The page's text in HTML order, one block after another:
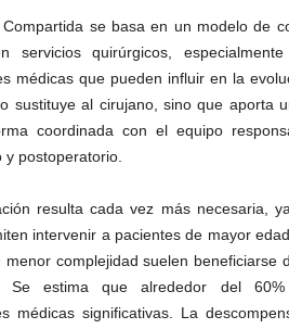
Compartida se basa en un modelo de
servicios quirúrgicos,
médicas que pueden influir en la
sustituye al cirujano, sino que aporta
coordinada con el equipo
y postoperatorio.
resulta cada vez más necesaria,
intervenir a pacientes de mayor
menor complejidad suelen
Se estima que alrededor del
médicas significativas. La